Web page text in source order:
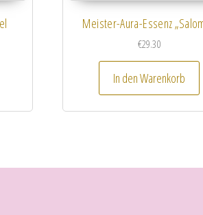
Meister-Aura-Essenz
€29.30
In den Warenkorb